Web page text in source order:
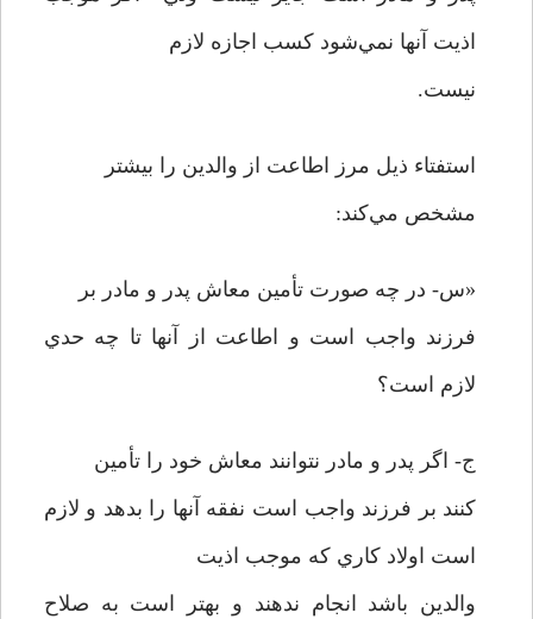
اذيت آنها نمي‌شود کسب اجازه لازم
نيست.
استفتاء ذيل مرز اطاعت از والدين را بيشتر
مشخص مي‌کند:
«س- در چه صورت تأمين معاش پدر و مادر بر
فرزند واجب است و اطاعت از آنها تا چه حدي
لازم است؟
ج- اگر پدر و مادر نتوانند معاش خود را تأمين
کنند بر فرزند واجب است نفقه آنها را بدهد و لازم
است اولاد کاري که موجب اذيت
والدين باشد انجام ندهند و بهتر است به صلاح